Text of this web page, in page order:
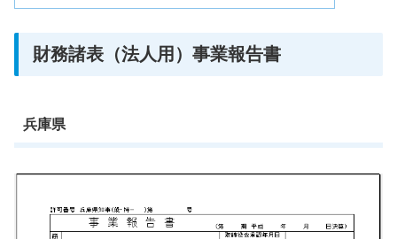
財務諸表（法人用）事業報告書
兵庫県